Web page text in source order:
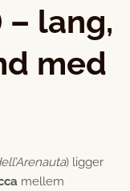
– lang,
med
) ligger
mellem